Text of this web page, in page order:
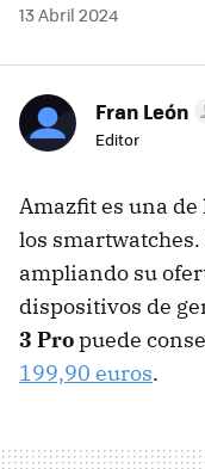
13 Abril 2024
Fran León
Editor
Amazfit es una
los
ampliando su
dispositivos de
3 Propuede
199,90 euros.